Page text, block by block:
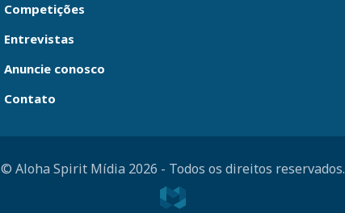
Competições
Entrevistas
Anuncie conosco
Contato
© Aloha Spirit Mídia 2026 - Todos os direitos reservados.